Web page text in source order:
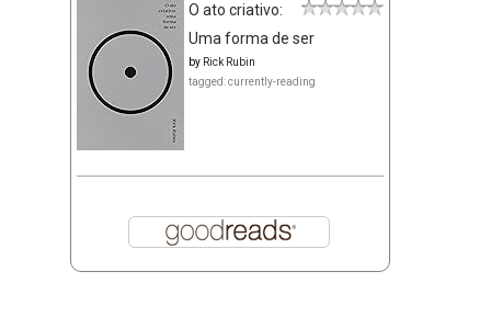
O ato criativo:
Uma forma de ser
by Rick Rubin
tagged: currently-reading